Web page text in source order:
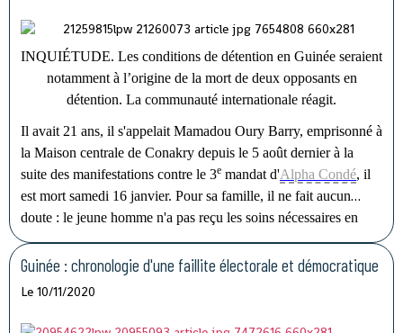
INQUIÉTUDE. Les conditions de détention en Guinée seraient
notamment à l’origine de la mort de deux opposants en
détention. La communauté internationale réagit.
Il avait 21 ans, il s'appelait Mamadou Oury Barry, emprisonné à
la Maison centrale de Conakry depuis le 5 août dernier à la
suite des manifestations contre le 3e mandat d'Alpha Condé, il
est mort samedi 16 janvier. Pour sa famille, il ne fait aucun
doute : le jeune homme n'a pas reçu les soins nécessaires en
prison.
Guinée : chronologie d'une faillite électorale et démocratique
Le 10/11/2020